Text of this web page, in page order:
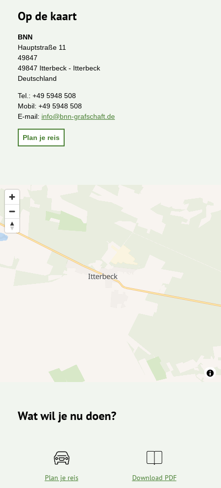
Op de kaart
BNN
Hauptstraße 11
49847
49847 Itterbeck - Itterbeck
Deutschland
Tel.: +49 5948 508
Mobil: +49 5948 508
E-mail: info@bnn-grafschaft.de
Plan je reis
Wat wil je nu doen?
Plan je reis Download PDF